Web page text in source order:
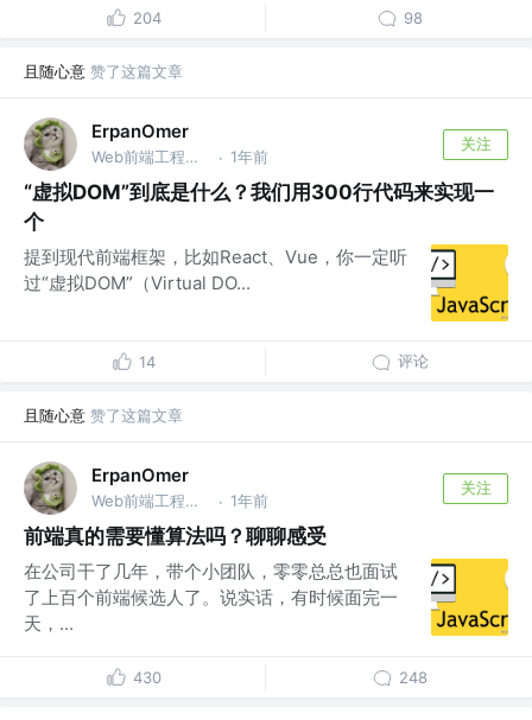
204 98
且随心意 赞了这篇文章
ErpanOmer
Web前端工程师 @跨境 · 1年前
关注
“虚拟DOM”到底是什么？我们用300行代码来实现一
个
提到现代前端框架，比如React、Vue，你一定听
过“虚拟DOM”（Virtual DO...
14 评论
且随心意 赞了这篇文章
ErpanOmer
Web前端工程师 @跨境 · 1年前
关注
前端真的需要懂算法吗？聊聊感受
在公司干了几年，带个小团队，零零总总也面试
了上百个前端候选人了。说实话，有时候面完一
天，...
430 248